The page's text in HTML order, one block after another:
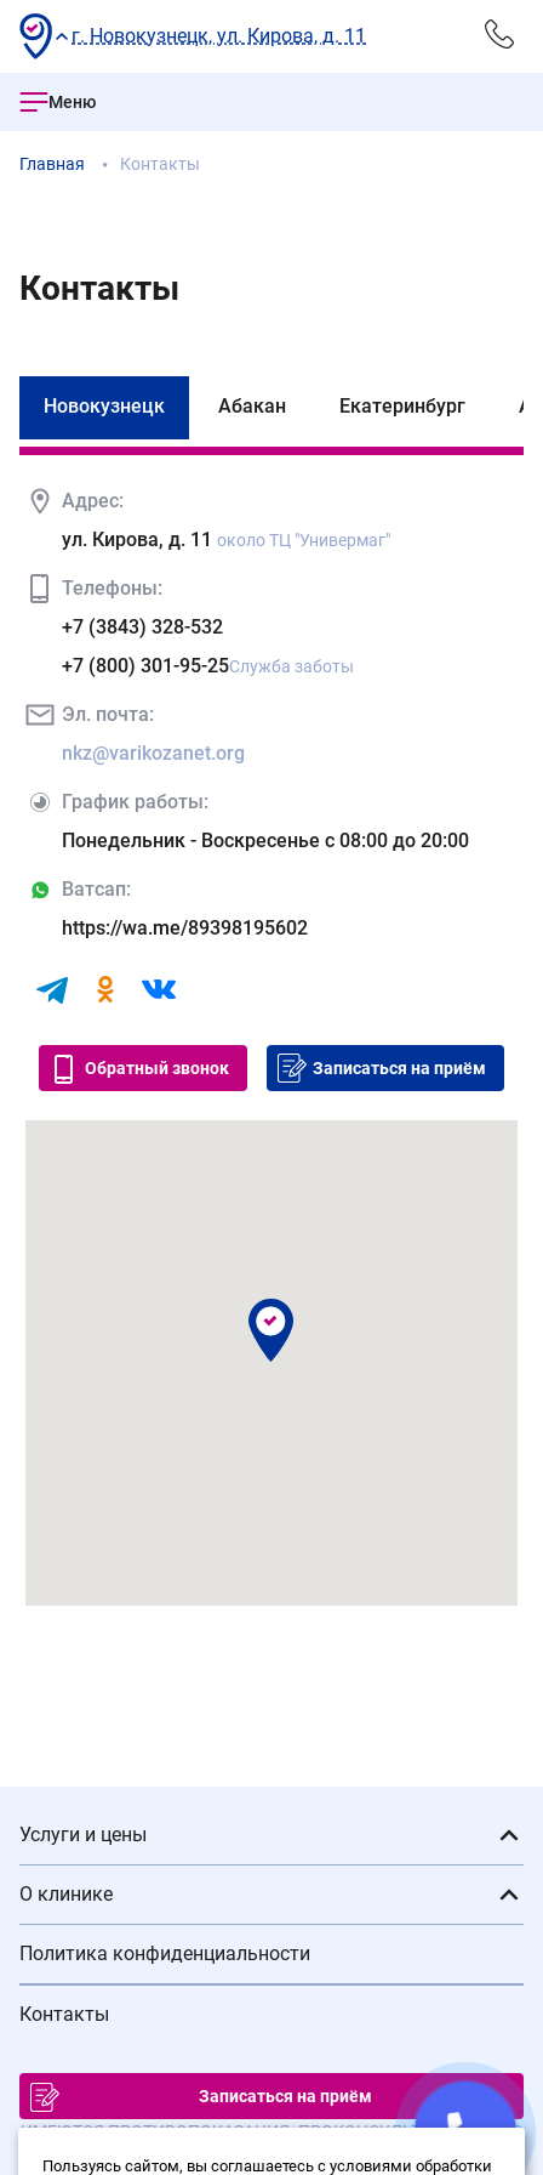
г. Новокузнецк, ул. Кирова, д. 11
Меню
Главная Контакты
Контакты
Новокузнецк Абакан Екатеринбург
Адрес:
ул. Кирова, д. 11 около ТЦ "Универмаг"
Телефоны:
+7 (3843) 328-532
+7 (800) 301-95-25Служба заботы
Эл. почта:
nkz@varikozanet.org
График работы:
Понедельник - Воскресенье с 08:00 до 20:00
Ватсап:
https://wa.me/89398195602
Обратный звонок Записаться на приём
Услуги и цены
О клинике
Политика конфиденциальности
Контакты
Записаться на приём
ИМЕЮТСЯ ПРОТИВОПОКАЗАНИЯ. ПРОКОНСУЛЬТИРУЙТЕСЬ С
Пользуясь сайтом, вы соглашаетесь с условиями обработки